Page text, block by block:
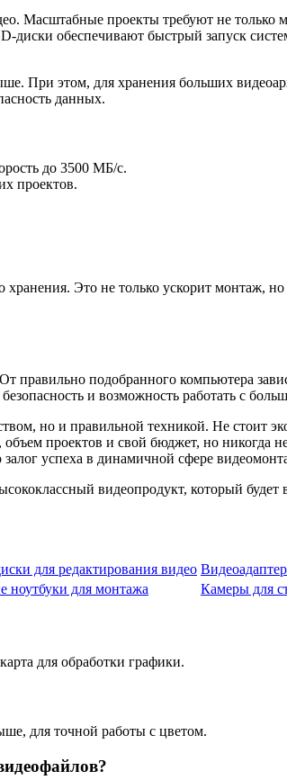
Масштабные проекты требуют не
обеспечивают быстрый запуск
При этом, для хранения больших
данных.
до 3500 МБ/с.
проектов.
Это не только ускорит монтаж,
подобранного компьютера
и возможность работать с
но и правильной техникой. Не стоит
проектов и свой бюджет, но
успеха в динамичной сфере
видеопродукт, который будет
для редактирования видео
ноутбуки для монтажа Камеры для
для обработки графики.
для точной работы с цветом.